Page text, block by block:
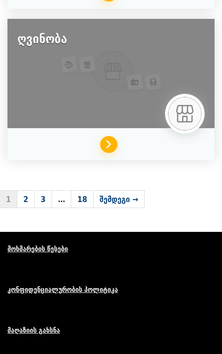
ღვინობა
1 2 3 … 18 შემდეგი →
მოხმარების წესები
კონფიდენციალურობის პოლიტიკა
მაღაზიის გახსნა